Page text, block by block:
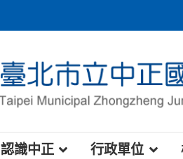
認識中正 行政單位